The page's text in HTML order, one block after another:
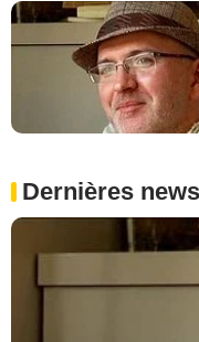
Dernières news